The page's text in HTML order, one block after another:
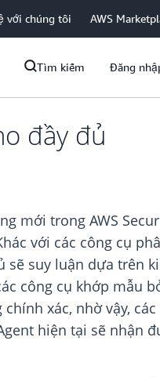
với chúng tôi AWS
Tìm kiếm Đăng
đầy đủ
mới trong AWS
với các công cụ
suy luận dựa trên
công cụ khớp mẫu
xác, nhờ vậy,
hiện tại sẽ nhận